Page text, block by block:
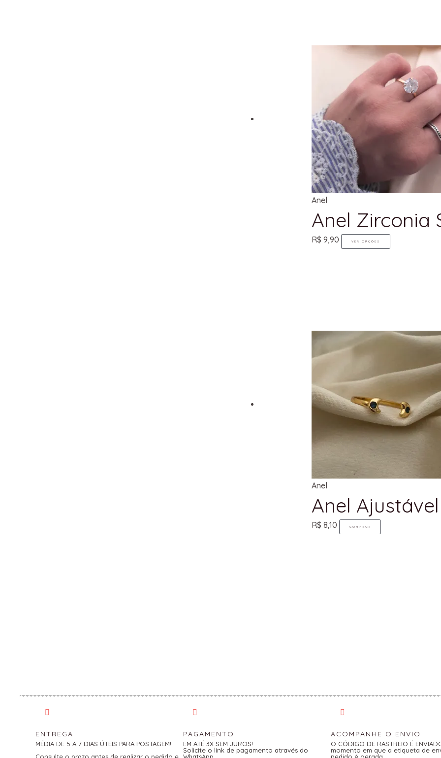
Anel
Anel Zirconia
R$ 9,90 VER OPÇÕES
Anel
Anel
R$ 8,10 COMPRAR
ENTREGA
MÉDIA DE 5 A 7 DIAS ÚTEIS PARA POSTAGEM!
PAGAMENTO
EM ATÉ 3X SEM JUROS!
Solicite o link de pagamento através do
ACOMPANHE O ENVIO
O CÓDIGO DE RASTREIO É
momento em que a etiqueta de